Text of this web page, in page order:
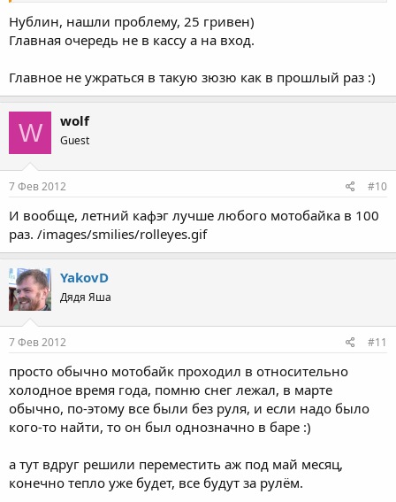
Нублин, нашли проблему, 25 гривен)
Главная очередь не в кассу а на вход.
Главное не ужраться в такую зюзю как в прошлый раз :)
W wolf
Guest
7 Фев 2012 #10
И вообще, летний кафэг лучше любого мотобайка в 100
раз. /images/smilies/rolleyes.gif
YakovD
Дядя Яша
7 Фев 2012 #11
просто обычно мотобайк проходил в относительно
холодное время года, помню снег лежал, в марте
обычно, по-этому все были без руля, и если надо было
кого-то найти, то он был однозначно в баре :)
а тут вдруг решили переместить аж под май месяц,
конечно тепло уже будет, все будут за рулём.